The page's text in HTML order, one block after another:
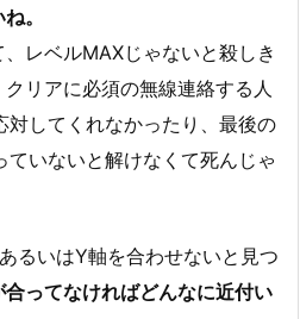
。
レベルMAXじゃないと殺しき
リアに必須の無線連絡する人
対してくれなかったり、最後の
ていないと解けなくて死んじゃ
るいはY軸を合わせないと見つ
合ってなければどんなに近付い